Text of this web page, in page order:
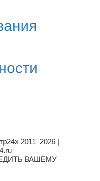
2011–2026 |
ВАШЕМУ